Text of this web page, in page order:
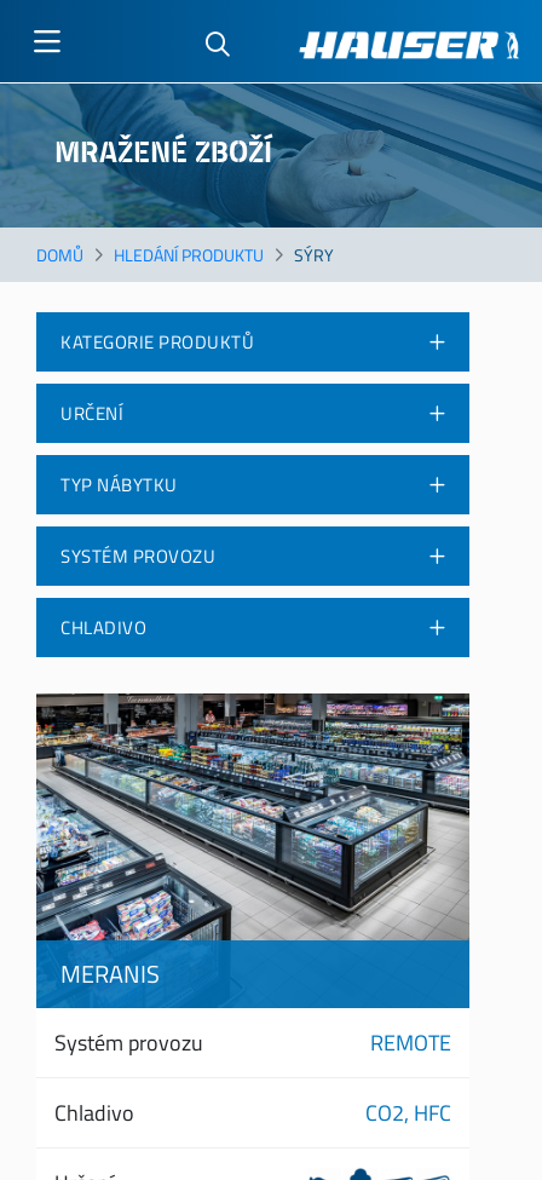
Přejít
hlavnímu
obsahu
MRAŽENÉ ZBOŽÍ
DOMŮ HLEDÁNÍ PRODUKTU SÝRY
KATEGORIE PRODUKTŮ
URČENÍ
TYP NÁBYTKU
SYSTÉM PROVOZU
CHLADIVO
MERANIS
Systém provozu REMOTE
Chladivo CO2, HFC